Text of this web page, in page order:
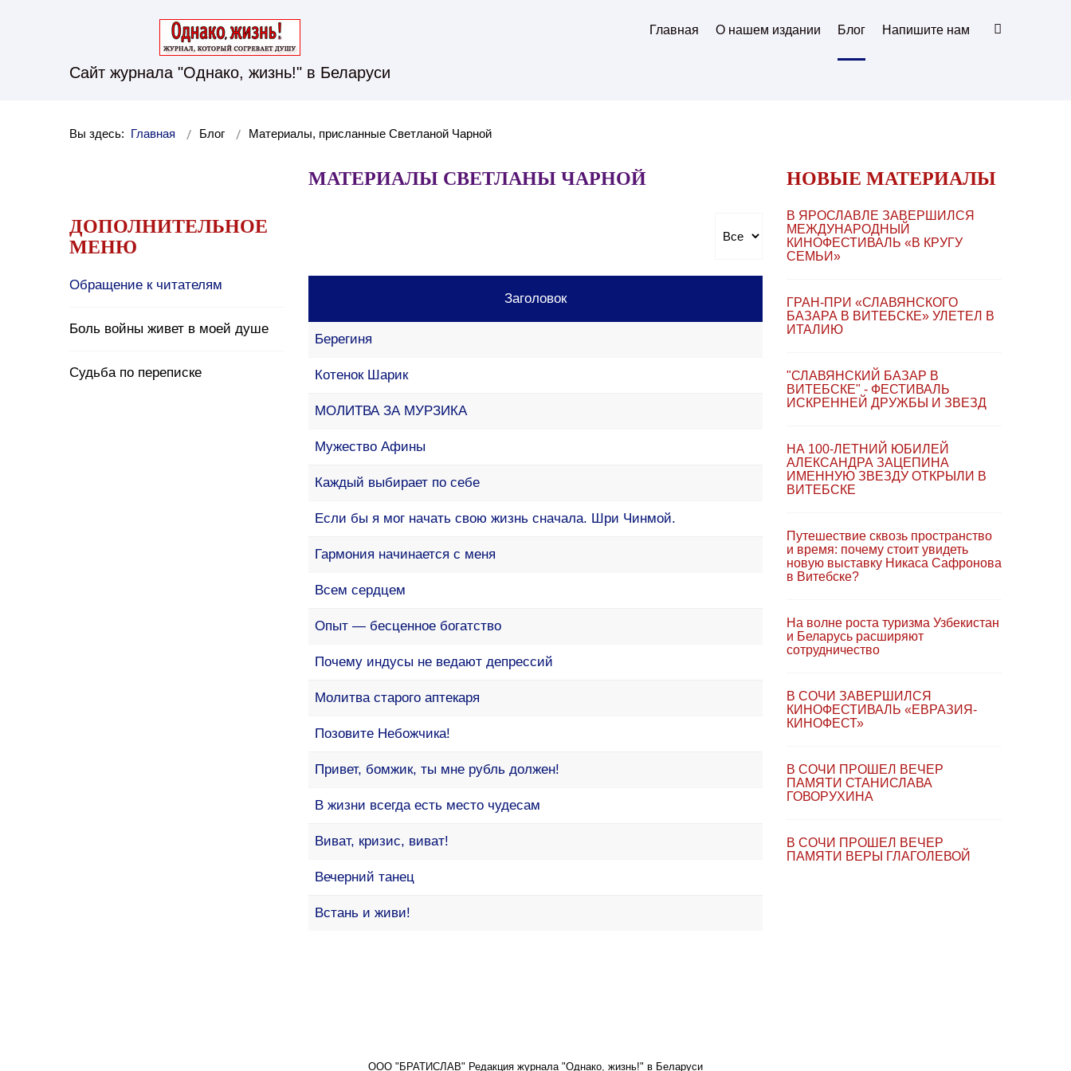
Сайт журнала "Однако, жизнь!" в Беларуси
Главная О нашем издании Блог Напишите нам
Вы здесь: Главная Блог Материалы, присланные Светланой Чарной
МАТЕРИАЛЫ СВЕТЛАНЫ ЧАРНОЙ
Заголовок
Берегиня
Котенок Шарик
МОЛИТВА ЗА МУРЗИКА
Мужество Афины
Каждый выбирает по себе
Если бы я мог начать свою жизнь сначала. Шри Чинмой.
Гармония начинается с меня
Всем сердцем
Опыт — бесценное богатство
Почему индусы не ведают депрессий
Молитва старого аптекаря
Позовите Небожчика!
Привет, бомжик, ты мне рубль должен!
В жизни всегда есть место чудесам
Виват, кризис, виват!
Вечерний танец
Встань и живи!
ДОПОЛНИТЕЛЬНОЕ
МЕНЮ
Обращение к читателям
Боль войны живет в моей душе
Судьба по переписке
НОВЫЕ МАТЕРИАЛЫ
В ЯРОСЛАВЛЕ ЗАВЕРШИЛСЯ
МЕЖДУНАРОДНЫЙ
КИНОФЕСТИВАЛЬ «В КРУГУ
СЕМЬИ»
ГРАН-ПРИ «СЛАВЯНСКОГО
БАЗАРА В ВИТЕБСКЕ» УЛЕТЕЛ В
ИТАЛИЮ
"СЛАВЯНСКИЙ БАЗАР В
ВИТЕБСКЕ" - ФЕСТИВАЛЬ
ИСКРЕННЕЙ ДРУЖБЫ И ЗВЕЗД
НА 100-ЛЕТНИЙ ЮБИЛЕЙ
АЛЕКСАНДРА ЗАЦЕПИНА
ИМЕННУЮ ЗВЕЗДУ ОТКРЫЛИ В
ВИТЕБСКЕ
Путешествие сквозь пространство
и время: почему стоит увидеть
новую выставку Никаса Сафронова
в Витебске?
На волне роста туризма Узбекистан
и Беларусь расширяют
сотрудничество
В СОЧИ ЗАВЕРШИЛСЯ
КИНОФЕСТИВАЛЬ «ЕВРАЗИЯ-
КИНОФЕСТ»
В СОЧИ ПРОШЕЛ ВЕЧЕР
ПАМЯТИ СТАНИСЛАВА
ГОВОРУХИНА
В СОЧИ ПРОШЕЛ ВЕЧЕР
ПАМЯТИ ВЕРЫ ГЛАГОЛЕВОЙ
ООО "БРАТИСЛАВ" Редакция журнала "Однако, жизнь!" в Беларуси